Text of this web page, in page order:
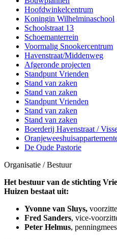
Hoofdwinkelcentrum
Koningin Wilhelminaschool
Schoolstraat 13
Schoemanterrein
Voormalig Snookercentrum
Havenstraat/Middenweg
Afgeronde projecten
Standpunt Vrienden
Stand van zaken
Stand van zaken
Standpunt Vrienden
Stand van zaken
Stand van zaken
Boerderij Havenstraat /
De Oude Pastorie
Organisatie / Bestuur
Het bestuur van de stichting
Huizen bestaat uit:
Yvonne van Sluys,
Fred Sanders, vice-
Peter Helmus,